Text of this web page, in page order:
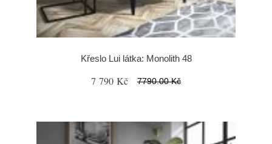
Křeslo Lui látka: Monolith 48
7 790 Kč 7790.00 Kč